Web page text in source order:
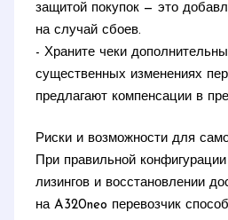
защитой покупок — это
на случай сбоев.
- Храните чеки
существенных изменениях
предлагают компенсации в
Риски и возможности для
При правильной
лизингов и восстановлении
на A320neo перевозчик